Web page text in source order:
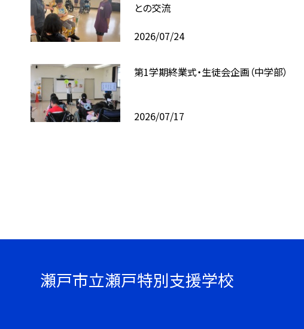
との交流
2026/07/24
第1学期終業式・生徒会企画（中学部）
2026/07/17
瀬戸市立瀬戸特別支援学校